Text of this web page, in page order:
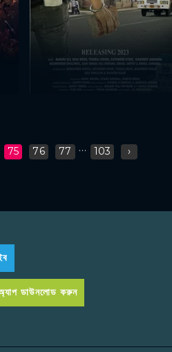
75 76 77 ... 103 ›
ডাউনলোড করুন